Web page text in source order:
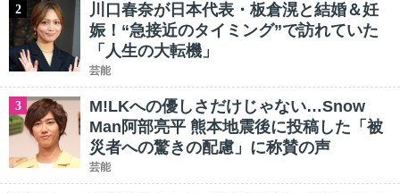
2
川口春奈が日本代表・板倉滉と結婚＆妊
娠！“急接近のタイミング”で訪れていた
「人生の大転機」
芸能
3
M!LKへの優しさだけじゃない…Snow
Man阿部亮平 熊本地震後に投稿した「被
災者への驚きの配慮」に称賛の声
芸能